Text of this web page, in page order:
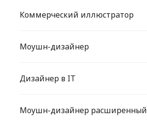
Коммерческий иллюстратор
Моушн-дизайнер
Дизайнер в IT
Моушн-дизайнер расширенный